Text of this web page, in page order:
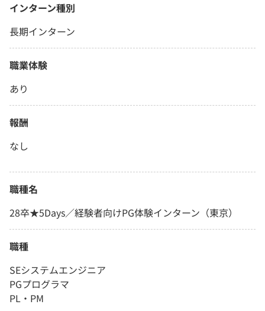
インターン種別
長期インターン
職業体験
あり
報酬
なし
職種名
28卒★5Days／経験者向けPG体験インターン（東京）
職種
SEシステムエンジニア
PGプログラマ
PL・PM